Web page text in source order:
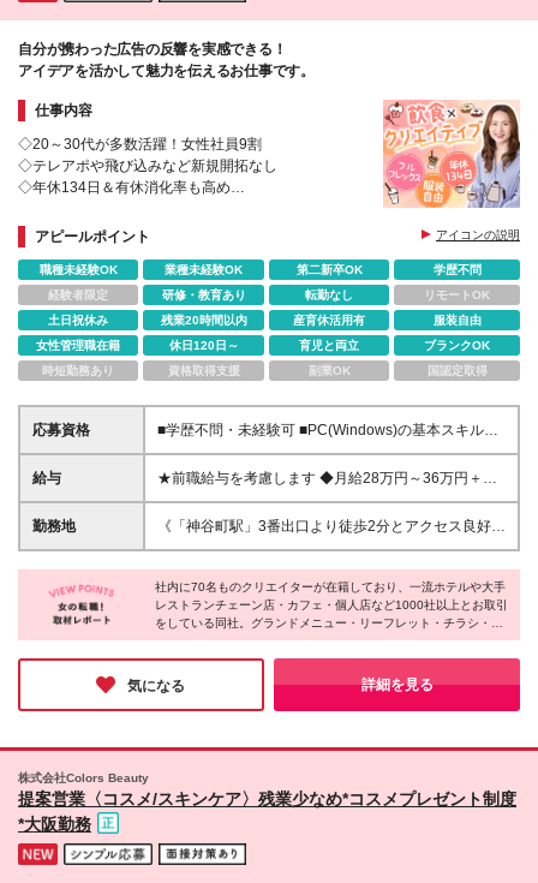
自分が携わった広告の反響を実感できる！
アイデアを活かして魅力を伝えるお仕事です。
仕事内容
◇20～30代が多数活躍！女性社員9割
◇テレアポや飛び込みなど新規開拓なし
◇年休134日＆有休消化率も高め
アピールポイント
アイコンの説明
職種未経験OK 業種未経験OK 第二新卒OK
学歴不問
経験者限定
研修・教育あり 転勤なし
リモートOK
土日祝休み
残業20時間以内 産育休活用有
服装自由
女性管理職在籍
休日120日～ 育児と両立
ブランクOK
時短勤務あり
資格取得支援 副業OK 国認定取得
応募資格
■学歴不問・未経験可 ■PC(Windows)の基本スキルが
ある方 └メール・Word・Excelの基本操作 ＜未経験で
も安心のスタート＞ ホテルやアパレル等、対人経験
みなしの既存中心で、知識は入社後に学べるのでご安
心ください◎ お客様の商品の魅力を伝え、売上アッ
なく、お客様の想いに寄り添い、 共に成果を出して
直接喜んでいただける時は、 大きなやりがいを感じ
られます。 短期ではなく、長期的なお付き合いがで
きるのも魅力です。
給与
★前職給与を考慮します ◆月給28万円～36万円＋賞
与年2回 ※経験・能力・前職給与を考慮し、話し合い
の上で決定いたします。 ※上記金額には固定残業代
リフレッシュ休暇がありません（その他、期間中の給
与・雇用形態に差異はありません）
勤務地
《「神谷町駅」3番出口より徒歩2分とアクセス良好》
■本社：東京都港区虎ノ門3-23-6 RBM虎ノ門ビル ＊
交通アクセス抜群！ 麻布台ヒルズすぐの好立地なの
で ランチや仕事帰りのショッピングも楽しめる環境
です。 (変更の範囲)上記を除く当社関連勤務地
社内に70名ものクリエイターが在籍しており、一流ホテルや大手
レストランチェーン店・カフェ・個人店など1000社以上とお取引
をしている同社。グランドメニュー・リーフレット・チラシ・看
板・ロゴ・パッケージや、Webサイト制作・デジタルサイネー
ジ・SNS施策・動画制作などの企画から制作、広告運営までワン
ストップで手がけている点が特長です。飲食業界が中心のため、
食に興味がある方にもピッタリだと思います♪
気になる 詳細を見る
株式会社Colors Beauty
提案営業〈コスメ/スキンケア〉残業少なめ*コスメプレゼント制度
*大阪勤務